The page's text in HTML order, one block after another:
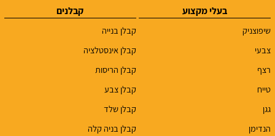
בעלי מקצוע
שיפוצניק
צבעי
רצף
טייח
גגן
הנדימן
קבלנים
קבלן בנייה
קבלן אינסטלציה
קבלן הריסות
קבלן צבע
קבלן שלד
קבלן בניה קלה